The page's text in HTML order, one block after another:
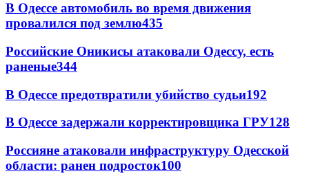
В Одессе автомобиль во время движения
провалился под землю435
Российские Оникисы атаковали Одессу, есть
раненые344
В Одессе предотвратили убийство судьи192
В Одессе задержали корректировщика ГРУ128
Россияне атаковали инфраструктуру Одесской
области: ранен подросток100